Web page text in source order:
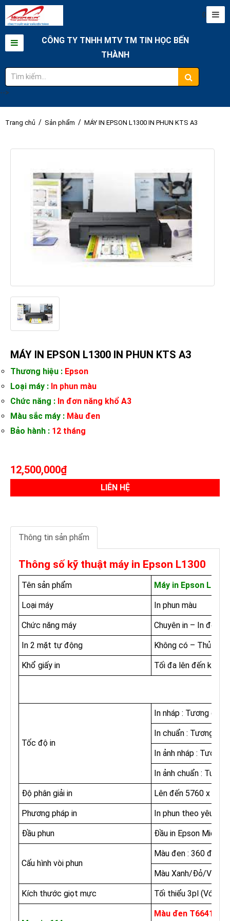
CÔNG TY TNHH MTV TM TIN HỌC BẾN
THÀNH
0
-->
Trang chủ / Sản phẩm / MÁY IN EPSON L1300 IN PHUN KTS A3
MÁY IN EPSON L1300 IN PHUN KTS A3
Thương hiệu : Epson
Loại máy : In phun màu
Chức năng : In đơn năng khổ A3
Màu sắc máy : Màu đen
Bảo hành : 12 tháng
12,500,000₫
LIÊN HỆ
Thông tin sản phẩm
Thông số kỹ thuật máy in Epson L1300
Tên sản phẩm Máy in Epson L1300
Loại máy In phun màu
Chức năng máy Chuyên in – In đơn
In 2 mặt tự động Không có – Thủ
Khổ giấy in Tối đa lên đến khổ
Tốc độ in
In nháp : Tương
In chuẩn : Tương
In ảnh nháp :
In ảnh chuẩn :
Độ phân giải in Lên đến 5760 x
Phương pháp in In phun theo yêu
Đầu phun Đầu in Epson Micro
Cấu hình vòi phun
Màu đen : 360 đầu
Màu Xanh/Đỏ/Vàng
Kích thước giọt mực Tối thiểu 3pl (Với
Màu đen T6641 :